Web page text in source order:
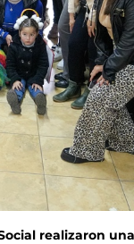
realizaron